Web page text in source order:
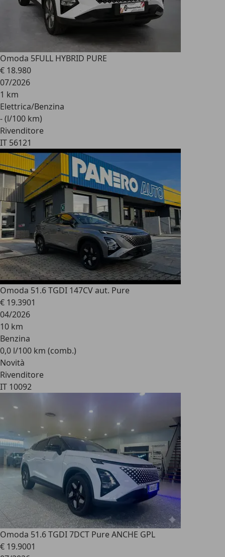
Omoda 5FULL HYBRID PURE
€ 18.980
07/2026
1 km
Elettrica/Benzina
- (l/100 km)
Rivenditore
IT 56121
Omoda 51.6 TGDI 147CV aut. Pure
€ 19.3901
04/2026
10 km
Benzina
0,0 l/100 km (comb.)
Novità
Rivenditore
IT 10092
Omoda 51.6 TGDI 7DCT Pure ANCHE GPL
€ 19.9001